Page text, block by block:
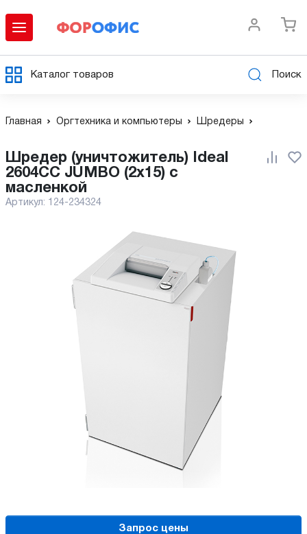
Каталог товаров Поиск
Главная Оргтехника и компьютеры Шредеры
Шредер (уничтожитель) Ideal
2604CC JUMBO (2x15) с
масленкой
Артикул: 124-234324
Запрос цены